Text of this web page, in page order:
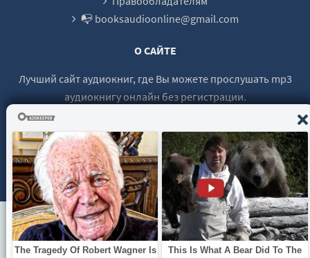
📭 booksaudioonline@gmail.com
О САЙТЕ
Лучший сайт аудиокниг, где Вы можете прослушать mp3
аудиокнигу онлайн без регистрации.
© 2021 - 2026 booksaudio-online.com Все права защищены.